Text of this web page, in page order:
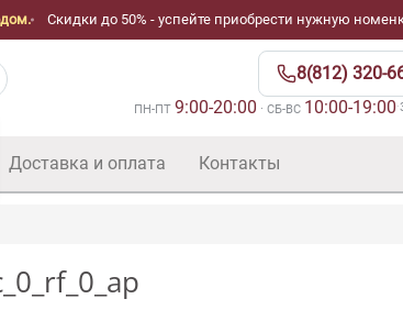
Скидки до 50% - успейте приобрести нужную
8(812) 320-
ПН-ПТ 9:00-20:00 · СБ-ВС 10:00-19:00·
Доставка и оплата Контакты